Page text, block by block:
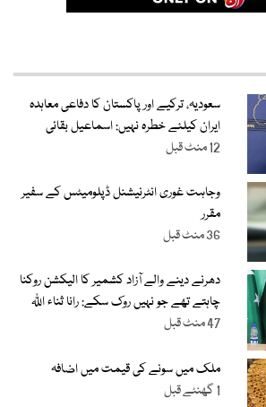
سعودیہ، ترکیے اور پاکستان کا دفاعی معاہدہ
ایران کیلئے خطرہ نہیں: اسماعیل بقائی
12 منٹ قبل
وجاہت غوری انٹرنیشنل ڈپلومیٹس کے سفیر
مقرر
36 منٹ قبل
دھرنے دینے والے آزاد کشمیر کا الیکشن روکنا
چاہتے تھے جو نہیں روک سکے: رانا ثناء اللّٰہ
47 منٹ قبل
ملک میں سونے کی قیمت میں اضافہ
1 گھنٹے قبل